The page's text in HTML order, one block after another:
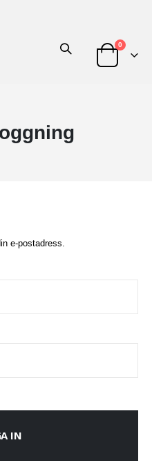
Cart
0 artiklar
e-postadress.
IN